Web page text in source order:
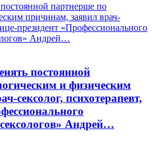
партнерше по
причинам, заявил врач-
президент «Профессионального
Андрей…
постоянной
и физическим
сексолог, психотерапевт,
Андрей…